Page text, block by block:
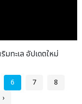
ทะเล อัปเดตใหม่
6 7
8
›